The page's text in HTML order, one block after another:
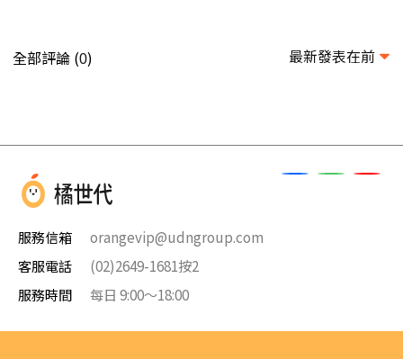
全部評論 (0) 最新發表在前
服務信箱
orangevip@udngroup.com
客服電話
(02)2649-1681按2
服務時間
每日 9:00～18:00